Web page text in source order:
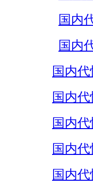
国内
国内
国内
国内
国内
国内
国内